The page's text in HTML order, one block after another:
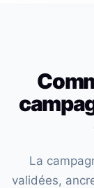
La
validées,